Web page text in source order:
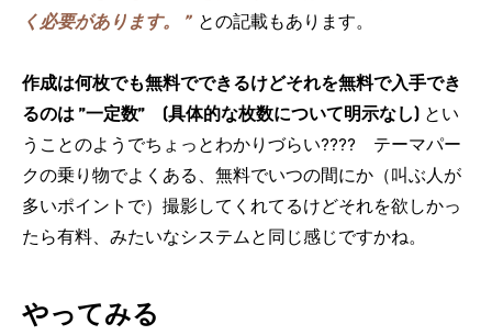
く必要があります。
との記載もあります。
作成は何枚でも無料でできるけどそれを無料で入手でき
るのは ”一定数” (具体的な枚数について明示なし) とい
うことのようでちょっとわかりづらい???? テーマパー
クの乗り物でよくある、無料でいつの間にか（叫ぶ人が
多いポイントで）撮影してくれてるけどそれを欲しかっ
たら有料、みたいなシステムと同じ感じですかね。
やってみる